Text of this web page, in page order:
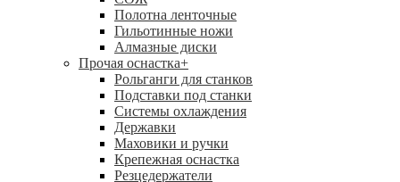
Полотна ленточные
Гильотинные ножи
Алмазные диски
Прочая оснастка+
Рольганги для станков
Подставки под станки
Системы охлаждения
Державки
Маховики и ручки
Крепежная оснастка
Резцедержатели